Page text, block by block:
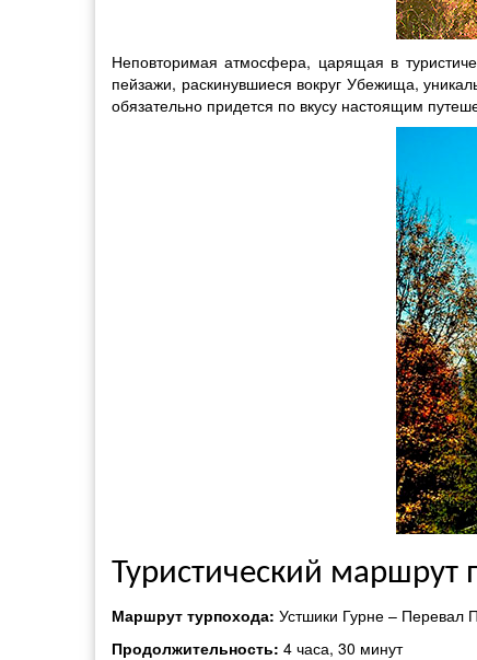
Неповторимая атмосфера, царящая в
пейзажи, раскинувшиеся вокруг Убежища,
обязательно придется по вкусу настоящим
Туристический
Маршрут турпохода: Устшики Гурне – Перевал
Продолжительность: 4 часа, 30 минут